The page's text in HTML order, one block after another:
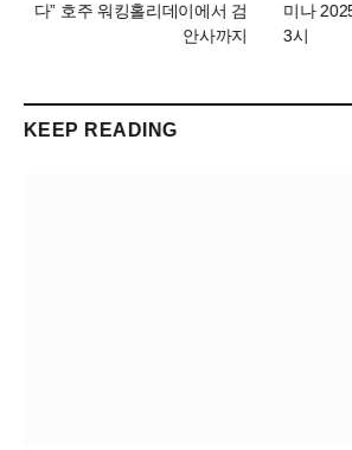
다” 호주 워킹홀리데이에서 검
안사까지
미나
3시
KEEP READING